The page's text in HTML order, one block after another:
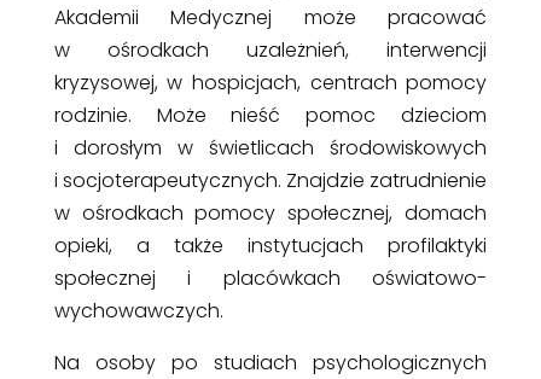
Akademii Medycznej może pracować
w ośrodkach uzależnień, interwencji
kryzysowej, w hospicjach, centrach pomocy
rodzinie. Może nieść pomoc dzieciom
i dorosłym w świetlicach środowiskowych
i socjoterapeutycznych. Znajdzie zatrudnienie
w ośrodkach pomocy społecznej, domach
opieki, a także instytucjach profilaktyki
społecznej i placówkach oświatowo-
wychowawczych.
Na osoby po studiach psychologicznych